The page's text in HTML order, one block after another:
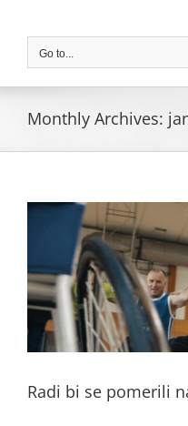
contentGo to...
Monthly Archives:
Radi bi se pomerili